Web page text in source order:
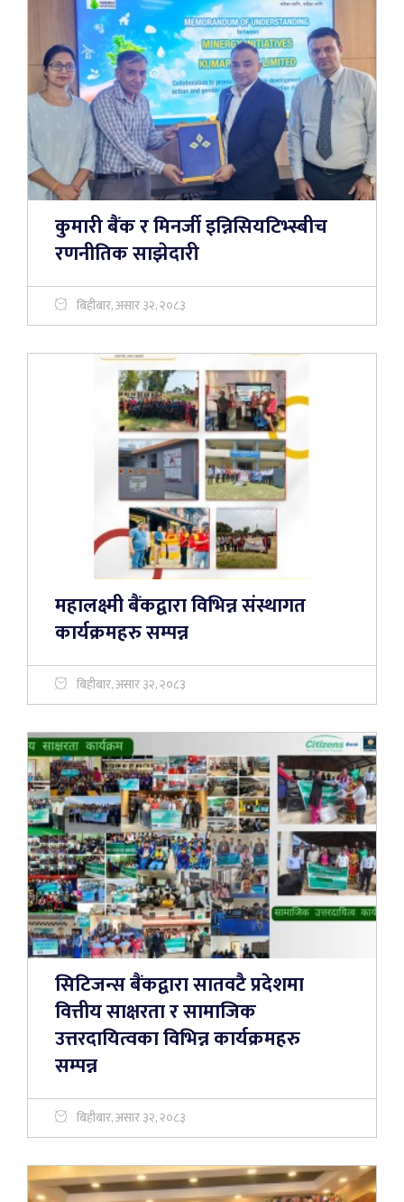
कुमारी बैंक र मिनर्जी इन्निसियटिभ्स्बीच
रणनीतिक साझेदारी
बिहीबार, असार ३२, २०८३
महालक्ष्मी बैंकद्वारा विभिन्न संस्थागत
कार्यक्रमहरु सम्पन्न
बिहीबार, असार ३२, २०८३
सिटिजन्स बैंकद्वारा सातवटै प्रदेशमा
वित्तीय साक्षरता र सामाजिक
उत्तरदायित्वका विभिन्न कार्यक्रमहरु
सम्पन्न
बिहीबार, असार ३२, २०८३